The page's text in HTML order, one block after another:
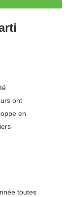
ont
en
toutes